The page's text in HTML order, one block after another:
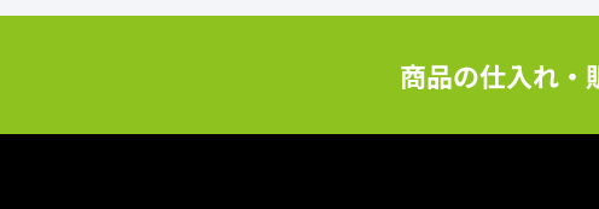
o
r
商品の仕入れ・